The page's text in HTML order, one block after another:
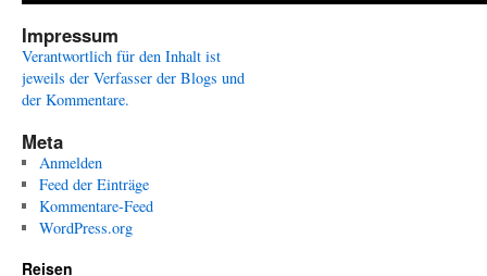
Impressum
Verantwortlich für den Inhalt ist
jeweils der Verfasser der Blogs und
der Kommentare.
Meta
Anmelden
Feed der Einträge
Kommentare-Feed
WordPress.org
Reisen